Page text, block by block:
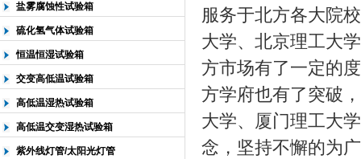
盐雾腐蚀性试验箱
硫化氢气体试验箱
恒温恒湿试验箱
交变高低温试验箱
高低温湿热试验箱
高低温交变湿热试验箱
紫外线灯管/太阳光灯管
服务于北方各大院
大学、北京理工大
方市场有了一定的
方学府也有了突破
大学、厦门理工大
念，坚持不懈的为